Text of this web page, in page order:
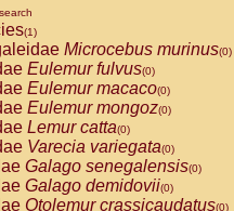
(1)
Microcebus murinus(0)
Eulemur fulvus(0)
Eulemur macaco(0)
Eulemur mongoz(0)
Lemur catta(0)
Varecia variegata(0)
Galago senegalensis(0)
Galago demidovii(0)
Otolemur crassicaudatus(0)